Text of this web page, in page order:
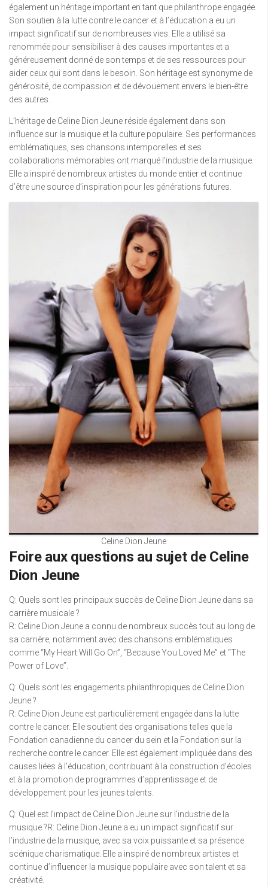
également un héritage important en tant que philanthrope engagée.
Son soutien à la lutte contre le cancer et à l’éducation a eu un
impact significatif sur de nombreuses vies. Elle a utilisé sa
renommée pour sensibiliser à des causes importantes et a
généreusement donné de son temps et de ses ressources pour
aider ceux qui sont dans le besoin. Son héritage est synonyme de
générosité, de compassion et de dévouement envers le bien-être
des autres.
L’héritage de Celine Dion Jeune réside également dans son
influence sur la musique et la culture populaire. Ses performances
emblématiques, ses chansons intemporelles et ses
collaborations mémorables ont marqué l’industrie de la musique.
Elle a inspiré de nombreux artistes du monde entier et continue
d’être une source d’inspiration pour les générations futures.
Celine Dion Jeune
Foire aux questions au sujet de Celine
Dion Jeune
Q: Quels sont les principaux succès de Celine Dion Jeune dans sa
carrière musicale ?
R: Celine Dion Jeune a connu de nombreux succès tout au long de
sa carrière, notamment avec des chansons emblématiques
comme “My Heart Will Go On”, “Because You Loved Me” et “The
Power of Love”.
Q: Quels sont les engagements philanthropiques de Celine Dion
Jeune ?
R: Celine Dion Jeune est particulièrement engagée dans la lutte
contre le cancer. Elle soutient des organisations telles que la
Fondation canadienne du cancer du sein et la Fondation sur la
recherche contre le cancer. Elle est également impliquée dans des
causes liées à l’éducation, contribuant à la construction d’écoles
et à la promotion de programmes d’apprentissage et de
développement pour les jeunes talents.
Q: Quel est l’impact de Celine Dion Jeune sur l’industrie de la
musique ?R: Celine Dion Jeune a eu un impact significatif sur
l’industrie de la musique, avec sa voix puissante et sa présence
scénique charismatique. Elle a inspiré de nombreux artistes et
continue d’influencer la musique populaire avec son talent et sa
créativité.